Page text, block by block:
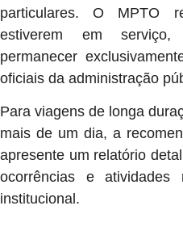
particulares. O MPTO
estiverem em
permanecer
oficiais da administração
Para viagens de longa
mais de um dia, a
apresente um relatório
ocorrências e
institucional.